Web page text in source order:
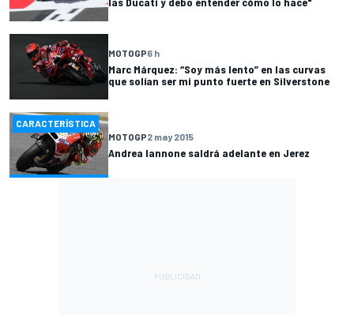
MOTOGP6 h
Marc Márquez: “Soy más lento” en las curvas
que solían ser mi punto fuerte en Silverstone
CARACTERÍSTICA
MOTOGP2 may 2015
Andrea Iannone saldrá adelante en Jerez